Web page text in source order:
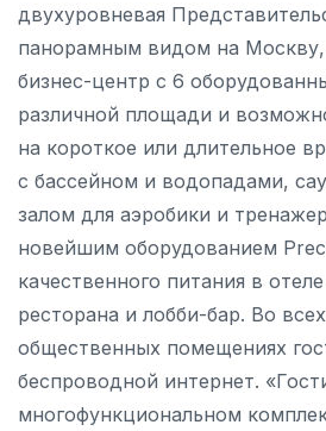
двухуровневая
панорамным видом на
бизнес-центр с 6
различной площади и
на короткое или длительное
с бассейном и водопадами,
залом для аэробики и
новейшим оборудованием
качественного питания в
ресторана и лобби-бар. Во
общественных помещениях
беспроводной интернет.
многофункциональном